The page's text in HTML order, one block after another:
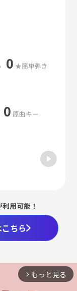
0 ★簡単弾き
0 原曲キー
利用可能！
ちら
arrow_forward_ios もっと見る